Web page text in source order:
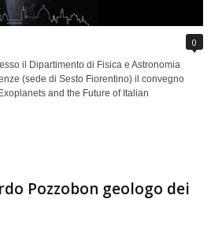
0
il Dipartimento di Fisica e Astronomia
(sede di Sesto Fiorentino) il convegno
and the Future of Italian
Pozzobon geologo dei